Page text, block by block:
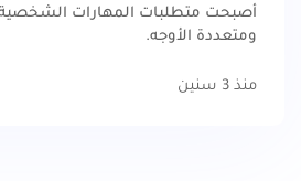
أصبحت متطلبات المهارات الشخصية
ومتعددة الأوجه.
منذ 3 سنين